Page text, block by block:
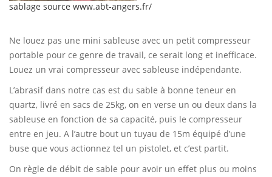
sablage source www.abt-angers.fr/
Ne louez pas une mini sableuse avec un petit compresseur
portable pour ce genre de travail, ce serait long et inefficace.
Louez un vrai compresseur avec sableuse indépendante.
L’abrasif dans notre cas est du sable à bonne teneur en
quartz, livré en sacs de 25kg, on en verse un ou deux dans la
sableuse en fonction de sa capacité, puis le compresseur
entre en jeu. A l’autre bout un tuyau de 15m équipé d’une
buse que vous actionnez tel un pistolet, et c’est partit.
On règle de débit de sable pour avoir un effet plus ou moins